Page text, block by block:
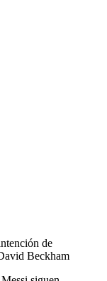
de
Beckham